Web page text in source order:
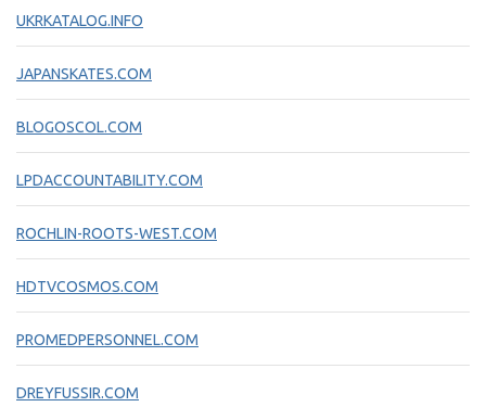
UKRKATALOG.INFO
JAPANSKATES.COM
BLOGOSCOL.COM
LPDACCOUNTABILITY.COM
ROCHLIN-ROOTS-WEST.COM
HDTVCOSMOS.COM
PROMEDPERSONNEL.COM
DREYFUSSIR.COM